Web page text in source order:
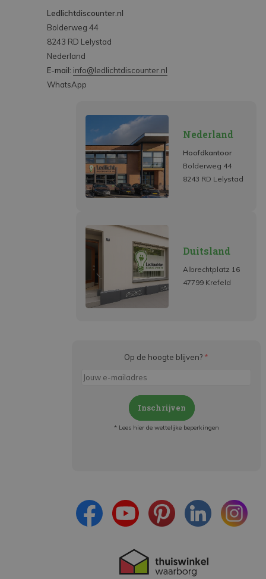
Ledlichtdiscounter.nl
Bolderweg 44
8243 RD Lelystad
Nederland
E-mail: info@ledlichtdiscounter.nl
WhatsApp
Nederland
Hoofdkantoor
Bolderweg 44
8243 RD Lelystad
Duitsland
Albrechtplatz 16
47799 Krefeld
Op de hoogte blijven? *
Inschrijven
* Lees hier de wettelijke beperkingen